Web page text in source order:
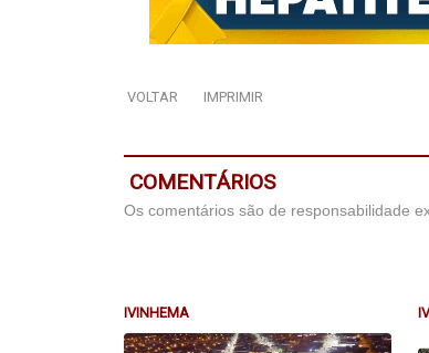
VOLTAR IMPRIMIR
COMENTÁRIOS
Os comentários são de responsabilidade
IVINHEMA